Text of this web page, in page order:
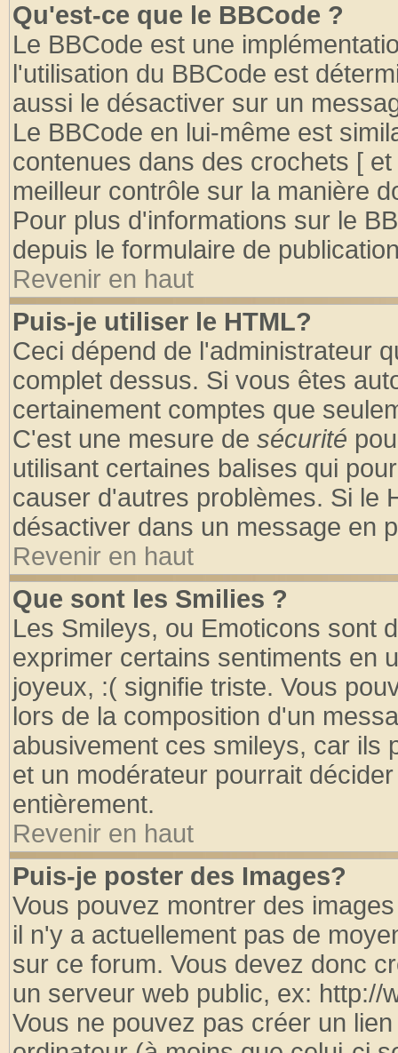
Qu'est-ce que le BBCode ?
Le BBCode est une
l'utilisation du BBCode est
aussi le désactiver sur un
Le BBCode en lui-même est
contenues dans des crochets [
meilleur contrôle sur la manière
Pour plus d'informations sur le
depuis le formulaire de
Revenir en haut
Puis-je utiliser le HTML?
Ceci dépend de l'administrateur
complet dessus. Si vous êtes
certainement comptes que
C'est une mesure de sécurité
utilisant certaines balises qui
causer d'autres problèmes. Si le
désactiver dans un message en
Revenir en haut
Que sont les Smilies ?
Les Smileys, ou Emoticons sont
exprimer certains sentiments en
joyeux, :( signifie triste. Vous
lors de la composition d'un
abusivement ces smileys, car ils
et un modérateur pourrait
entièrement.
Revenir en haut
Puis-je poster des Images?
Vous pouvez montrer des
il n'y a actuellement pas de
sur ce forum. Vous devez donc
un serveur web public, ex: http://
Vous ne pouvez pas créer un